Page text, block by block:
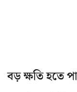
বড় ক্ষতি হতে